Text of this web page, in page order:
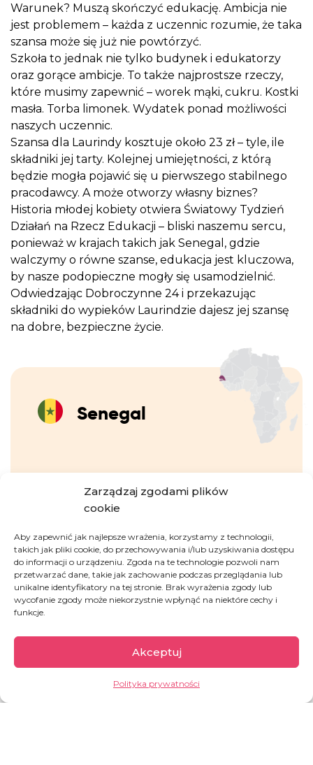
Zarządzaj zgodami plików
cookie
Aby zapewnić jak najlepsze wrażenia, korzystamy z technologii,
takich jak pliki cookie, do przechowywania i/lub uzyskiwania dostępu
do informacji o urządzeniu. Zgoda na te technologie pozwoli nam
przetwarzać dane, takie jak zachowanie podczas przeglądania lub
unikalne identyfikatory na tej stronie. Brak wyrażenia zgody lub
wycofanie zgody może niekorzystnie wpłynąć na niektóre cechy i
funkcje.
Akceptuj
Polityka prywatności
Senegal
Państwo w zachodniej Afryce nad Oceanem
Atlantyckim. Uzyskało niepodległość od Francji 4
politycznie krajów w Afryce. Pomimo tego
pozostaje w grupie państw o najniższym stopniu
rozwoju społecznego. Prawie połowę
powierzchni kraju stanowią grunty rolne, ale ich
uprawa staje się coraz trudniejsza ze względu na
częste szoki klimatyczne. Najwyższą
GARŚĆ INFORMACJI:
Warunek? Muszą skończyć edukację. Ambicja nie
jest problemem – każda z uczennic rozumie, że taka
szansa może się już nie powtórzyć.
Szkoła to jednak nie tylko budynek i edukatorzy
oraz gorące ambicje. To także najprostsze rzeczy,
które musimy zapewnić – worek mąki, cukru. Kostki
masła. Torba limonek. Wydatek ponad możliwości
naszych uczennic.
Szansa dla Laurindy kosztuje około 23 zł – tyle, ile
składniki jej tarty. Kolejnej umiejętności, z którą
będzie mogła pojawić się u pierwszego stabilnego
pracodawcy. A może otworzy własny biznes?
Historia młodej kobiety otwiera Światowy Tydzień
Działań na Rzecz Edukacji – bliski naszemu sercu,
ponieważ w krajach takich jak Senegal, gdzie
walczymy o równe szanse, edukacja jest kluczowa,
by nasze podopieczne mogły się usamodzielnić.
Odwiedzając Dobroczynne 24 i przekazując
składniki do wypieków Laurindzie dajesz jej szansę
na dobre, bezpieczne życie.